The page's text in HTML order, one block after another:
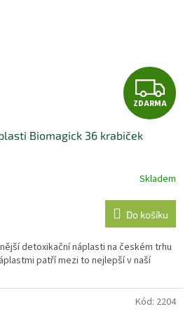
Z
D
R
M
A
ZDARMA
Biomagick 36 krabiček
Skladem
Do košíku
detoxikační náplasti na českém trhu
patří mezi to nejlepší v naší
Kód: 2204